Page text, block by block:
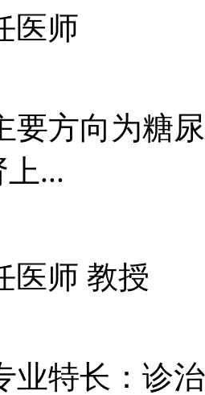
医师
要方向为糖
...
医师 教授
业特长：诊